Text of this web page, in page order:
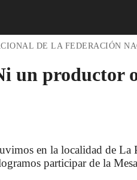
DE LA FEDERACIÓN
un productor
en la localidad de La
participar de la